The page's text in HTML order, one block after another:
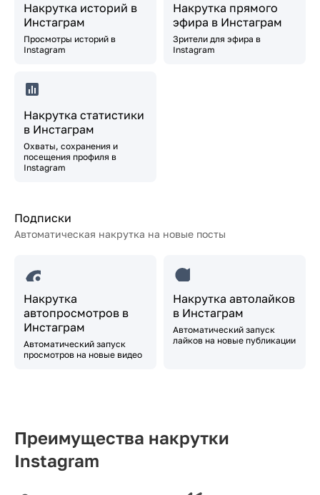
Накрутка историй в
Инстаграм
Просмотры историй в
Instagram
Накрутка прямого
эфира в Инстаграм
Зрители для эфира в
Instagram
Накрутка статистики
в Инстаграм
Охваты, сохранения и
посещения профиля в
Instagram
Подписки
Автоматическая накрутка на новые посты
Накрутка
автопросмотров в
Инстаграм
Автоматический запуск
просмотров на новые видео
Накрутка автолайков
в Инстаграм
Автоматический запуск
лайков на новые публикации
Преимущества накрутки
Instagram